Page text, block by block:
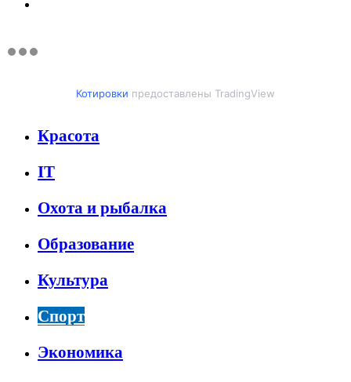
Котировки предоставлены TradingView
Красота
IT
Охота и рыбалка
Образование
Культура
Спорт
Экономика